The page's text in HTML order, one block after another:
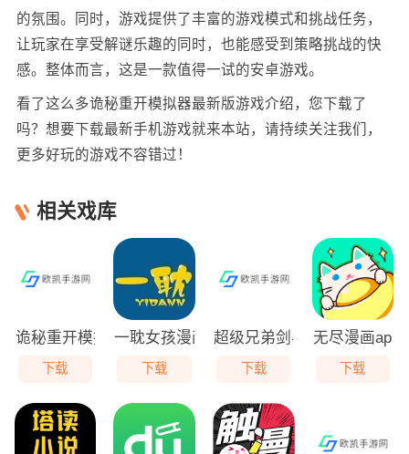
的氛围。同时，游戏提供了丰富的游戏模式和挑战任务，
让玩家在享受解谜乐趣的同时，也能感受到策略挑战的快
感。整体而言，这是一款值得一试的安卓游戏。
看了这么多诡秘重开模拟器最新版游戏介绍，您下载了
吗？想要下载最新手机游戏就来本站，请持续关注我们，
更多好玩的游戏不容错过！
相关戏库
诡秘重开模拟器最新版
下载
一耽女孩漫画免费下载安卓
下载
超级兄弟剑与巫术最新版
下载
无尽漫画app
下载